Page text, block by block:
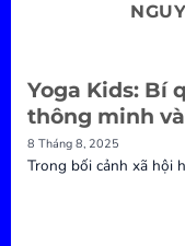
Yoga Kids: Bí
thông minh
8 Tháng 8, 2025
Trong bối cảnh xã hội